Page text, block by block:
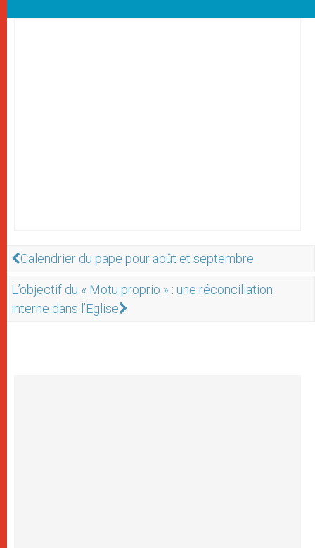
Calendrier du pape pour août et septembre
L’objectif du « Motu proprio » : une réconciliation
interne dans l’Eglise